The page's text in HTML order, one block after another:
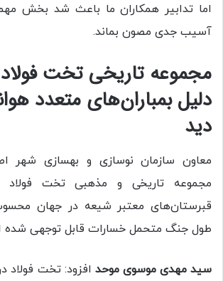
اما تدابیر همکاران ما باعث شد بخش
آسیب جدی مصون بماند.
مجموعه تاریخی تخت
دلیل بمباران‌های متعدد
دید
معاون سازمان نوسازی و بهسازی شهر
مجموعه تاریخی و مذهبی تخت فولاد
قبرستان‌های معتبر شیعه در جهان
طول جنگ متحمل خسارات قابل توجهی
سید مهدی موسوی موحد افزود: تخت فولاد